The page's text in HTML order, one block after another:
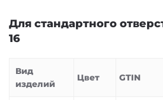
Для стандартного
16
Вид
изделий
Цвет GTIN